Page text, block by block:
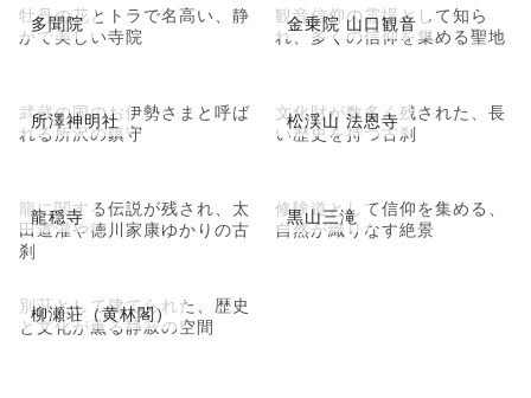
多聞院
牡丹の花とトラで名高い、静
かで美しい寺院
金乗院 山口観音
観音信仰の霊場として知ら
れ、多くの信仰を集める聖地
所澤神明社
武蔵の国のお伊勢さまと呼ば
れる所沢の鎮守
松渓山 法恩寺
文化財が数多く残された、長
い歴史を持つ古刹
龍穏寺
龍に関する伝説が残され、太
田道灌や徳川家康ゆかりの古
刹
黒山三滝
修験道として信仰を集める、
自然が織りなす絶景
柳瀬荘（黄林閣）
別荘として建てられた、歴史
と文化が薫る静寂の空間